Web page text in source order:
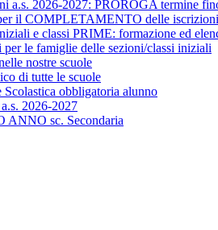
a.s. 2026-2027: PROROGA termine
il COMPLETAMENTO delle iscrizioni
e classi PRIME: formazione ed
per le famiglie delle sezioni/classi iniziali
nostre scuole
di tutte le scuole
Scolastica obbligatoria alunno
2026-2027
ANNO sc. Secondaria